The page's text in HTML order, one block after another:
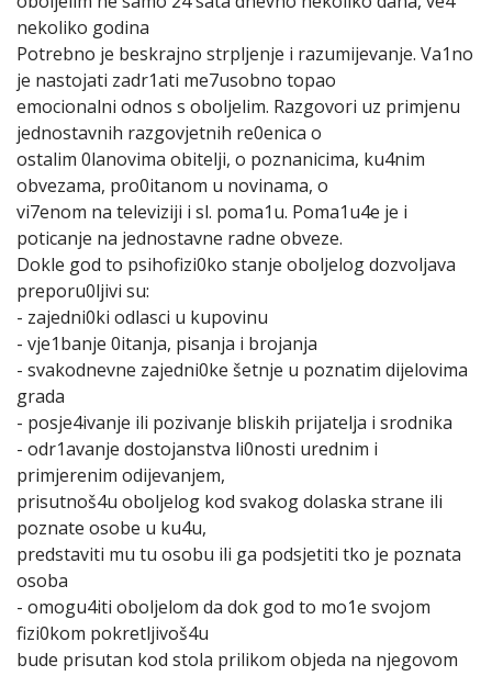
nekoliko godina
Potrebno je beskrajno strpljenje i razumijevanje. Va1no
je nastojati zadr1ati me7usobno topao
emocionalni odnos s oboljelim. Razgovori uz primjenu
jednostavnih razgovjetnih re0enica o
ostalim 0lanovima obitelji, o poznanicima, ku4nim
obvezama, pro0itanom u novinama, o
vi7enom na televiziji i sl. poma1u. Poma1u4e je i
poticanje na jednostavne radne obveze.
Dokle god to psihofizi0ko stanje oboljelog dozvoljava
preporu0ljivi su:
- zajedni0ki odlasci u kupovinu
- vje1banje 0itanja, pisanja i brojanja
- svakodnevne zajedni0ke šetnje u poznatim dijelovima
grada
- posje4ivanje ili pozivanje bliskih prijatelja i srodnika
- odr1avanje dostojanstva li0nosti urednim i
primjerenim odijevanjem,
prisutnoš4u oboljelog kod svakog dolaska strane ili
poznate osobe u ku4u,
predstaviti mu tu osobu ili ga podsjetiti tko je poznata
osoba
- omogu4iti oboljelom da dok god to mo1e svojom
fizi0kom pokretljivoš4u
bude prisutan kod stola prilikom objeda na njegovom